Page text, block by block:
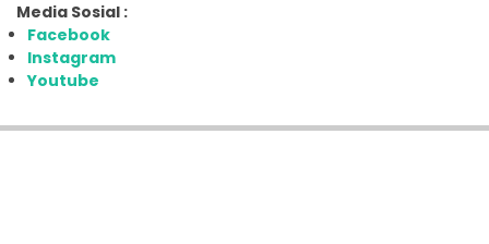
Media Sosial :
Facebook
Instagram
Youtube